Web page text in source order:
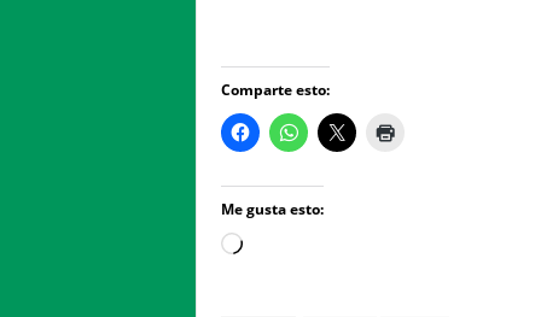
Comparte esto:
Me gusta esto:
Loading…